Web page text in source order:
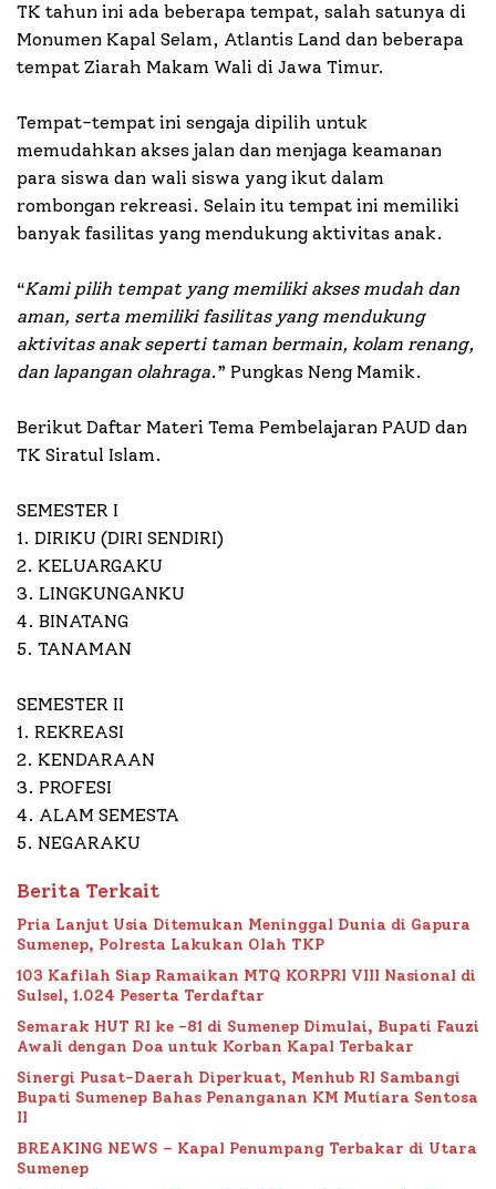
TK tahun ini ada beberapa tempat, salah satunya di
Monumen Kapal Selam, Atlantis Land dan beberapa
tempat Ziarah Makam Wali di Jawa Timur.
Tempat-tempat ini sengaja dipilih untuk
memudahkan akses jalan dan menjaga keamanan
para siswa dan wali siswa yang ikut dalam
rombongan rekreasi. Selain itu tempat ini memiliki
banyak fasilitas yang mendukung aktivitas anak.
“Kami pilih tempat yang memiliki akses mudah dan
aman, serta memiliki fasilitas yang mendukung
aktivitas anak seperti taman bermain, kolam renang,
dan lapangan olahraga.” Pungkas Neng Mamik.
Berikut Daftar Materi Tema Pembelajaran PAUD dan
TK Siratul Islam.
SEMESTER I
1. DIRIKU (DIRI SENDIRI)
2. KELUARGAKU
3. LINGKUNGANKU
4. BINATANG
5. TANAMAN
SEMESTER II
1. REKREASI
2. KENDARAAN
3. PROFESI
4. ALAM SEMESTA
5. NEGARAKU
Berita Terkait
Pria Lanjut Usia Ditemukan Meninggal Dunia di Gapura
Sumenep, Polresta Lakukan Olah TKP
103 Kafilah Siap Ramaikan MTQ KORPRI VIII Nasional di
Sulsel, 1.024 Peserta Terdaftar
Semarak HUT RI ke -81 di Sumenep Dimulai, Bupati Fauzi
Awali dengan Doa untuk Korban Kapal Terbakar
Sinergi Pusat-Daerah Diperkuat, Menhub RI Sambangi
Bupati Sumenep Bahas Penanganan KM Mutiara Sentosa
II
BREAKING NEWS – Kapal Penumpang Terbakar di Utara
Sumenep